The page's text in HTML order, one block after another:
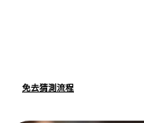
免去猜測流程